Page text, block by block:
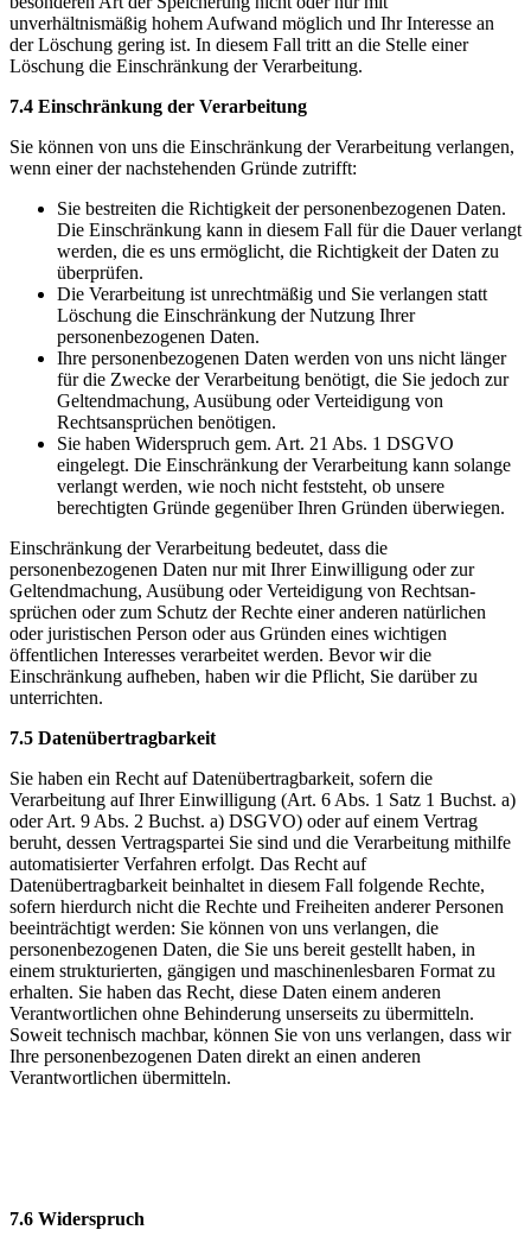
unverhältnismäßig hohem Aufwand möglich und Ihr Interesse an
der Löschung gering ist. In diesem Fall tritt an die Stelle einer
Löschung die Einschränkung der Verarbeitung.
7.4 Einschränkung der Verarbeitung
Sie können von uns die Einschränkung der Verarbeitung verlangen,
wenn einer der nachstehenden Gründe zutrifft:
Sie bestreiten die Richtigkeit der personenbezogenen Daten.
Die Einschränkung kann in diesem Fall für die Dauer verlangt
werden, die es uns ermöglicht, die Richtigkeit der Daten zu
überprüfen.
Die Verarbeitung ist unrechtmäßig und Sie verlangen statt
Löschung die Einschränkung der Nutzung Ihrer
personenbezogenen Daten.
Ihre personenbezogenen Daten werden von uns nicht länger
für die Zwecke der Verarbeitung benötigt, die Sie jedoch zur
Geltendmachung, Ausübung oder Verteidigung von
Rechtsansprüchen benötigen.
Sie haben Widerspruch gem. Art. 21 Abs. 1 DSGVO
eingelegt. Die Einschränkung der Verarbeitung kann solange
verlangt werden, wie noch nicht feststeht, ob unsere
berechtigten Gründe gegenüber Ihren Gründen überwiegen.
Einschränkung der Verarbeitung bedeutet, dass die
personenbezogenen Daten nur mit Ihrer Einwilligung oder zur
Geltendmachung, Ausübung oder Verteidigung von Rechtsan­
sprüchen oder zum Schutz der Rechte einer anderen natürlichen
oder juristischen Person oder aus Gründen eines wichtigen
öffentlichen Interesses verarbeitet werden. Bevor wir die
Einschränkung aufheben, haben wir die Pflicht, Sie darüber zu
unterrichten.
7.5 Datenübertragbarkeit
Sie haben ein Recht auf Datenübertragbarkeit, sofern die
Verarbeitung auf Ihrer Einwilligung (Art. 6 Abs. 1 Satz 1 Buchst. a)
oder Art. 9 Abs. 2 Buchst. a) DSGVO) oder auf einem Vertrag
beruht, dessen Vertragspartei Sie sind und die Verarbeitung mithilfe
automatisierter Verfahren erfolgt. Das Recht auf
Datenübertragbarkeit beinhaltet in diesem Fall folgende Rechte,
sofern hierdurch nicht die Rechte und Freiheiten anderer Personen
beeinträchtigt werden: Sie können von uns verlangen, die
personenbezogenen Daten, die Sie uns bereit gestellt haben, in
einem strukturierten, gängigen und maschinenlesbaren Format zu
erhalten. Sie haben das Recht, diese Daten einem anderen
Verantwortlichen ohne Behinderung unserseits zu übermitteln.
Soweit technisch machbar, können Sie von uns verlangen, dass wir
Ihre personenbezogenen Daten direkt an einen anderen
Verantwortlichen übermitteln.
7.6 Widerspruch